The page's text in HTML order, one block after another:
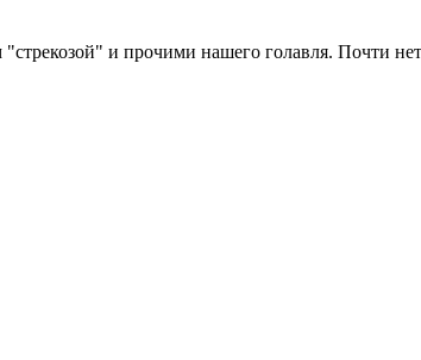
и прочими нашего голавля. Почти